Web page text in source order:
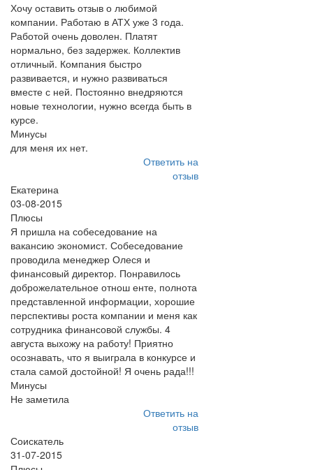
Хочу оставить отзыв о любимой
компании. Работаю в АТХ уже 3 года.
Работой очень доволен. Платят
нормально, без задержек. Коллектив
отличный. Компания быстро
развивается, и нужно развиваться
вместе с ней. Постоянно внедряются
новые технологии, нужно всегда быть в
курсе.
Минусы
для меня их нет.
Ответить на
отзыв
Екатерина
03-08-2015
Плюсы
Я пришла на собеседование на
вакансию экономист. Собеседование
проводила менеджер Олеся и
финансовый директор. Понравилось
доброжелательное отнош енте, полнота
представленной информации, хорошие
перспективы роста компании и меня как
сотрудника финансовой службы. 4
августа выхожу на работу! Приятно
осознавать, что я выиграла в конкурсе и
стала самой достойной! Я очень рада!!!
Минусы
Не заметила
Ответить на
отзыв
Соискатель
31-07-2015